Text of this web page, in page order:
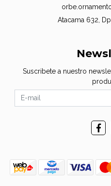
Atacama 632,
Suscribete a nuestro